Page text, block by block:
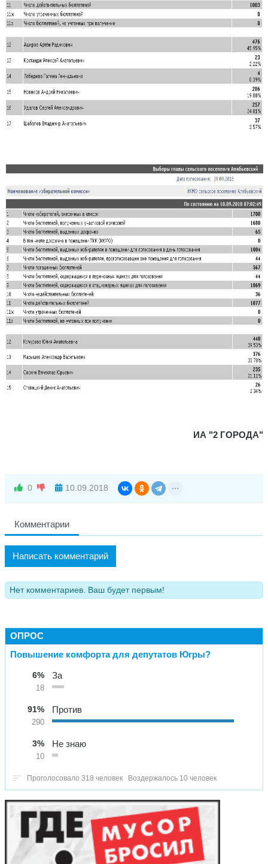
ИА "2 ГОРОДА"
0 10.09.2018
Комментарии
Написать комментарий
Нет комментариев. Ваш будет первым!
ОПРОС
Повышение комфорта для депутатов Югры?
6%
18
За
91%
290
Против
3%
10
Не знаю
Проголосовало 318 человек Воздержалось 10 человек